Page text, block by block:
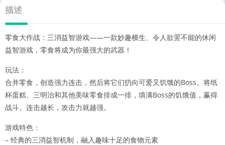
描述
零食大作战：三消益智游戏——一款妙趣横生、令人欲罢不能的休闲
益智游戏，零食将成为你最强大的武器！
玩法：
合并零食，创造强力连击，然后将它们扔向可爱又饥饿的Boss。将纸
杯蛋糕、三明治和其他美味零食排成一排，填满Boss的饥饿值，赢得
战斗。连击越长，攻击力就越强。
游戏特色：
– 经典的三消益智机制，融入趣味十足的食物元素